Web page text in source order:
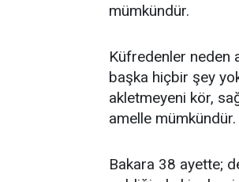
mümkündür.
Küfredenler neden
başka hiçbir şey
akletmeyeni kör,
amelle
Bakara 38 ayette;